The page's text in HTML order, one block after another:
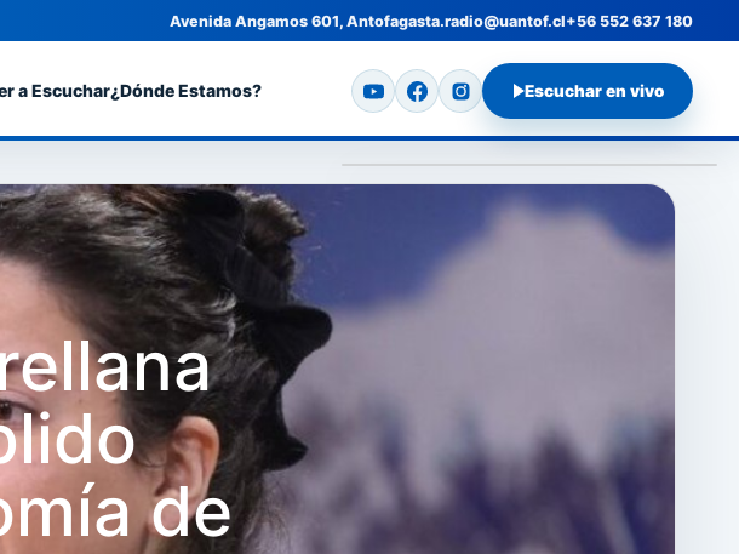
Avenida Angamos 601, Antofagasta.radio@uantof.cl+56 552 637 180
a Escuchar¿Dónde Estamos? Escuchar en vivo
de